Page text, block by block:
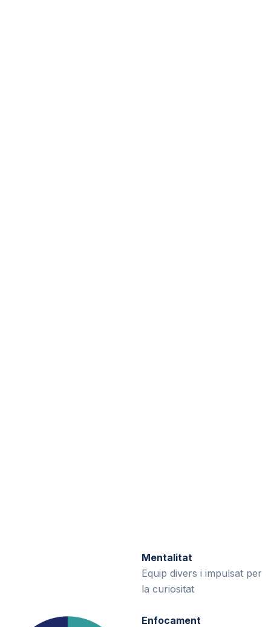
Mentalitat
Equip divers i impulsat per
la curiositat
Enfocament